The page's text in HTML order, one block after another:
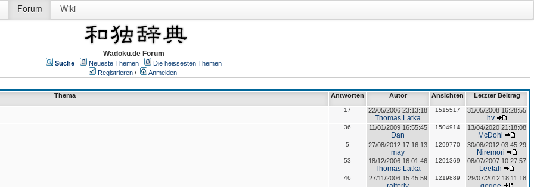
Forum Wiki
Wadoku.de Forum
Suche Neueste Themen
Die heissesten Themen
Registrieren /
Anmelden
Thema Antworten Autor Ansichten Letzter Beitrag
17 22/05/2006 23:13:18
Thomas Latka
1515517 31/05/2008 16:28:55
hv
36 11/01/2009 16:55:45
Dan
1504914 13/04/2020 21:18:08
McDohl
5 27/08/2012 17:16:13
may
1299770 30/08/2012 03:45:29
Niremori
53 18/12/2006 16:01:46
Thomas Latka
1291369 08/07/2007 10:27:57
Leetah
46 27/11/2006 15:45:59 1219889 29/07/2012 18:11:18